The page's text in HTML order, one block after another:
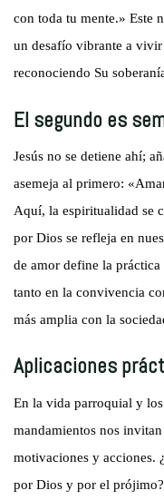
con toda tu mente.» Este
un desafío vibrante a
reconociendo Su
El segundo es
Jesús no se detiene ahí;
asemeja al primero:
Aquí, la espiritualidad se
por Dios se refleja en
de amor define la
tanto en la convivencia
más amplia con la
Aplicaciones
En la vida parroquial y
mandamientos nos
motivaciones y acciones.
por Dios y por el